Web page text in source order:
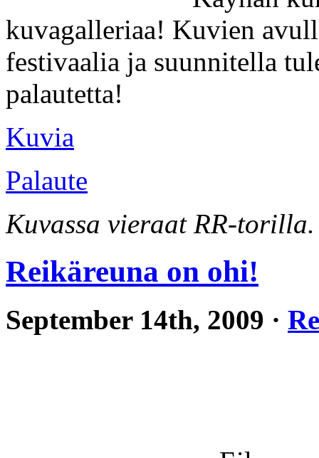
kuvagalleriaa! Kuvien
festivaalia ja suunnitella
palautetta!
Kuvia
Palaute
Kuvassa vieraat RR-torilla.
Reikäreuna on ohi!
September 14th, 2009 ·